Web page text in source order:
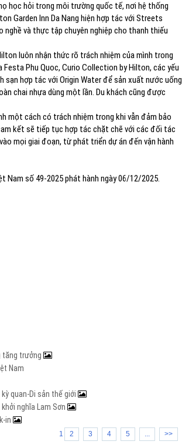
học hỏi trong môi trường quốc tế, nơi hệ thống
Garden Inn Da Nang hiện hợp tác với Streets
và thực tập chuyên nghiệp cho thanh thiếu
luôn nhận thức rõ trách nhiệm của mình trong
Phu Quoc, Curio Collection by Hilton, các yếu
sạn hợp tác với Origin Water để sản xuất nước uống
chai nhựa dùng một lần. Du khách cũng được
một cách có trách nhiệm trong khi vẫn đảm bảo
kết sẽ tiếp tục hợp tác chặt chẽ với các đối tác
mọi giai đoạn, từ phát triển dự án đến vận hành
Nam số 49-2025 phát hành ngày 06/12/2025.
tăng trưởng
Nam
quan-Di sản thế giới
nghĩa Lam Sơn
in
1 2 3 4 5 ... >>